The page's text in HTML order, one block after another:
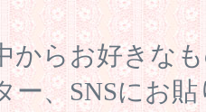
からお好きな
ー、SNSにお